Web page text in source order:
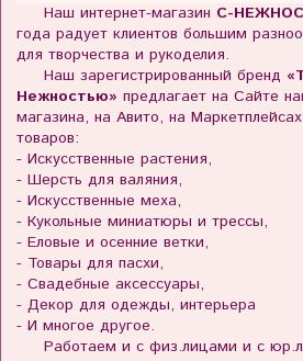
Наш интернет-магазин С-
года радует клиентов большим
для творчества и рукоделия.
Наш зарегистрированный бренд
Нежностью» предлагает на Сайте
магазина, на Авито, на
товаров:
- Искусственные растения,
- Шерсть для валяния,
- Искусственные меха,
- Кукольные миниатюры и трессы,
- Еловые и осенние ветки,
- Товары для пасхи,
- Свадебные аксессуары,
- Декор для одежды, интерьера
- И многое другое.
Работаем и с физ.лицами и с